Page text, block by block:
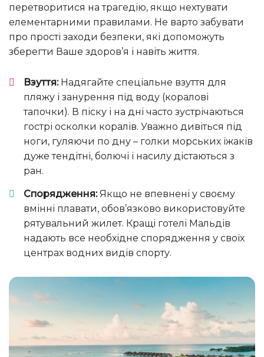
перетворитися на трагедію, якщо нехтувати
елементарними правилами. Не варто забувати
про прості заходи безпеки, які допоможуть
зберегти Ваше здоров’я і навіть життя.
Взуття:Надягайте спеціальне взуття для
пляжу і занурення під воду (коралові
тапочки). В піску і на дні часто зустрічаються
гострі осколки коралів. Уважно дивіться під
ноги, гуляючи по дну – голки морських їжаків
дуже тендітні, болючі і насилу дістаються з
ран.
Спорядження:Якщо не впевнені у своєму
вмінні плавати, обов’язково використовуйте
рятувальний жилет. Кращі готелі Мальдів
надають все необхідне спорядження у своїх
центрах водних видів спорту.